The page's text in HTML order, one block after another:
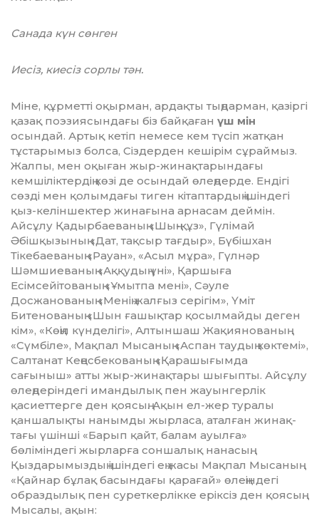
Санада күн сөнген
Иесіз, киесіз сорлы тән.
Міне, құрметті оқырман, ардақты тың­дар­ман, қазіргі
қазақ поэзиясындағы біз байқаған үш мін
осындай. Артық кетіп немесе кем түсіп жатқан
тұстарымыз болса, Сіздерден кешірім сұраймыз.
Жалпы, мен оқыған жыр-жинақтарындағы
кемшілік­тер­­дің көзі де осындай өлеңдерде. Ендігі
сөзді мен қолымдағы тиген кітаптардың ішіндегі
қыз-келіншектер жинағына арнасам дей­мін.
Айсұлу Қадырбаеваның «Шың-құз», Гүлімай
Әбішқызының «Дат, тақсыр тағ­дыр», Бүбішхан
Тікебаеваның «Рауан», «Асыл мұра», Гүлнәр
Шәмшиеваның «Ақ­қудың үні», Қаршыға
Есімсейітованың «Ұмыт­па мені», Сәуле
Досжанованың «Ме­нің жалғыз серігім», Үміт
Битенованың «Шын ғашықтар қосылмайды деген
кім», «Көңіл күнделігі», Алтыншаш Жақиянова­ның
«Сүмбіле», Мақпал Мысаның «Аспан таудың көктемі»,
Салтанат Кеңесбекованың «Қарашығымда
сағыныш» атты жыр-жи­нақ­тары шығыпты. Айсұлу
өлең­деріндегі имандылық пен жауынгерлік
қасиеттерге ден қоясың. Ақын ел-жер туралы
қанша­лықты нанымды жырласа, атал­ған жинақ­
тағы үшінші «Барып қайт, балам ауылға»
бөліміндегі жырларға соншалық нанасың.
Қыздарымыздың ішіндегі ең жасы Мақпал Мысаның
«Қай­нар бұлақ басындағы қара­ғай» өлеңіндегі
образдылық пен суреткер­лікке еріксіз ден қоя­сың.
Мысалы, ақын: